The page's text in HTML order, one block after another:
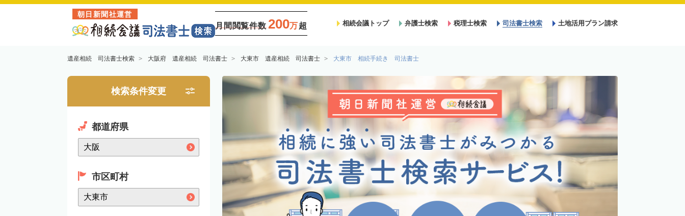
朝日新聞社運営
月間閲覧件数 200万超 相続会議トップ 弁護士検索 税理士検索 司法書士検索 土地活用プラン請求
遺産相続 司法書士検索 大阪府 遺産相続 司法書士 大東市 遺産相続 司法書士 大東市 相続手続き 司法書士
検索条件変更
都道府県
市区町村